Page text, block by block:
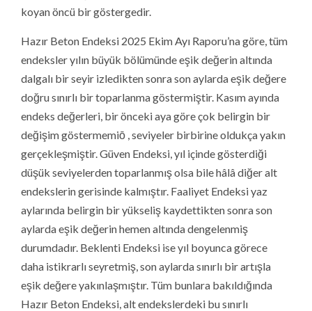
koyan öncü bir göstergedir.
Hazır Beton Endeksi 2025 Ekim Ayı Raporu’na göre, tüm
endeksler yılın büyük bölümünde eşik değerin altında
dalgalı bir seyir izledikten sonra son aylarda eşik değere
doğru sınırlı bir toparlanma göstermiştir. Kasım ayında
endeks değerleri, bir önceki aya göre çok belirgin bir
değişim göstermemiō , seviyeler birbirine oldukça yakın
gerçekleşmiştir. Güven Endeksi, yıl içinde gösterdiği
düşük seviyelerden toparlanmış olsa bile hâlâ diğer alt
endekslerin gerisinde kalmıştır. Faaliyet Endeksi yaz
aylarında belirgin bir yükseliş kaydettikten sonra son
aylarda eşik değerin hemen altında dengelenmiş
durumdadır. Beklenti Endeksi ise yıl boyunca görece
daha istikrarlı seyretmiş, son aylarda sınırlı bir artışla
eşik değere yakınlaşmıştır. Tüm bunlara bakıldığında
Hazır Beton Endeksi, alt endekslerdeki bu sınırlı